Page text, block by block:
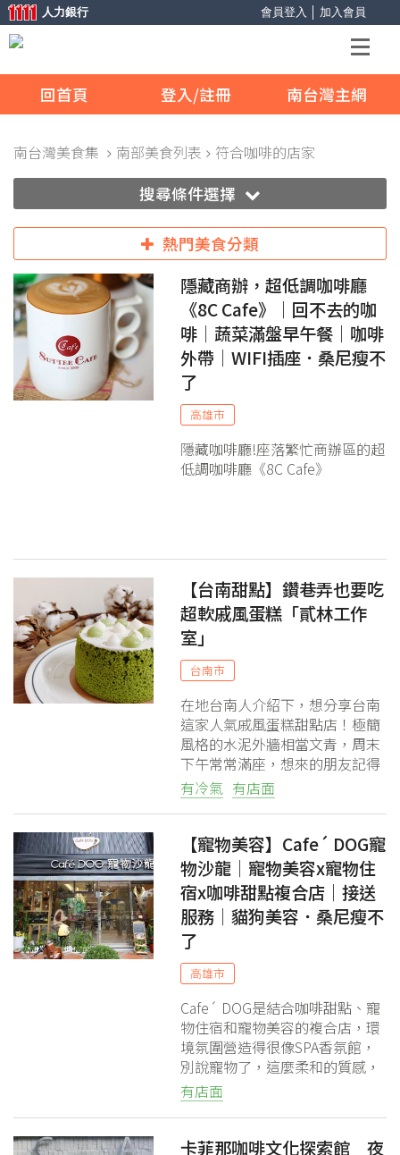
會員登入 加入會員
人力銀行
粉絲團 Line@ IG
回首頁 登入/註冊 南台灣主網
南台灣美食集 南部美食列表 符合咖啡的店家
搜尋條件選擇
熱門美食分類
隱藏商辦，超低調咖啡廳
《8C Cafe》│回不去的咖
啡│蔬菜滿盤早午餐│咖啡
外帶│WIFI插座．桑尼瘦不
了
高雄市
隱藏咖啡廳!座落繁忙商辦區的超
低調咖啡廳《8C Cafe》
【台南甜點】鑽巷弄也要吃
超軟戚風蛋糕「貳林工作
室」
台南市
在地台南人介紹下，想分享台南
這家人氣戚風蛋糕甜點店！極簡
風格的水泥外牆相當文青，周末
下午常常滿座，想來的朋友記得
追一下開店時間~ 超燒火的三明
治與戚風蛋糕常常三四點就銷售
有冷氣 有店面
【寵物美容】Cafe´ DOG寵
物沙龍│寵物美容x寵物住
宿x咖啡甜點複合店│接送
服務│貓狗美容．桑尼瘦不
了
高雄市
Cafe´ DOG是結合咖啡甜點、寵
物住宿和寵物美容的複合店，環
境氛圍營造得很像SPA香氛館，
別說寵物了，這麼柔和的質感，
桑尼都想請美容師幫忙掏耳朵
了！
有店面
卡菲那咖啡文化探索館 夜